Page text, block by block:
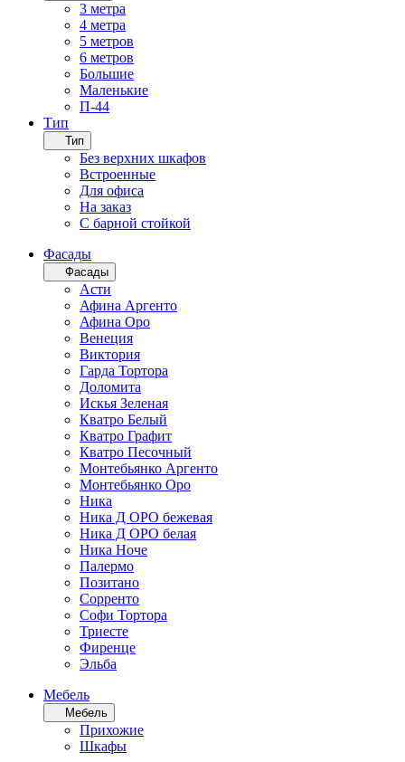
3 метра
4 метра
5 метров
6 метров
Большие
Маленькие
П-44
Тип
Тип
Без верхних шкафов
Встроенные
Для офиса
На заказ
С барной стойкой
Фасады
Фасады
Асти
Афина Аргенто
Афина Оро
Венеция
Виктория
Гарда Тортора
Доломита
Искья Зеленая
Кватро Белый
Кватро Графит
Кватро Песочный
Монтебьянко Аргенто
Монтебьянко Оро
Ника
Ника Д ОРО бежевая
Ника Д ОРО белая
Ника Ноче
Палермо
Позитано
Сорренто
Софи Тортора
Триесте
Фиренце
Эльба
Мебель
Мебель
Прихожие
Шкафы